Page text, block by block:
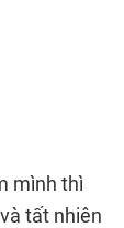
mình thì
tất nhiên